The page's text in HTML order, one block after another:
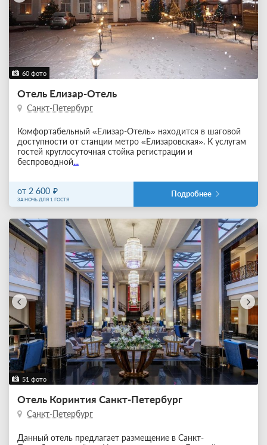
60 фото
Отель Елизар-Отель
Санкт-Петербург
Комфортабельный «Елизар-Отель» находится в шаговой
доступности от станции метро «Елизаровская». К услугам
гостей круглосуточная стойка регистрации и
беспроводной...
от 2 600
ЗА НОЧЬ ДЛЯ 1 ГОСТЯ
Подробнее
51 фото
Отель Коринтия Санкт-Петербург
Санкт-Петербург
Данный отель предлагает размещение в Санкт-